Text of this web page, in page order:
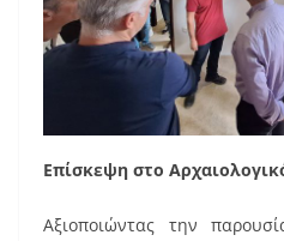
Επίσκεψη στο
Αξιοποιώντας την